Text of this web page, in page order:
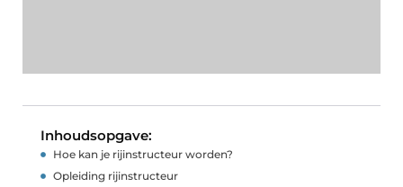
Inhoudsopgave:
Hoe kan je rijinstructeur worden?
Opleiding rijinstructeur